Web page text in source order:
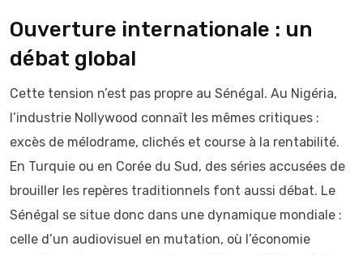
Ouverture internationale : un
débat global
Cette tension n’est pas propre au Sénégal. Au Nigéria,
l’industrie Nollywood connaît les mêmes critiques :
excès de mélodrame, clichés et course à la rentabilité.
En Turquie ou en Corée du Sud, des séries accusées de
brouiller les repères traditionnels font aussi débat. Le
Sénégal se situe donc dans une dynamique mondiale :
celle d’un audiovisuel en mutation, où l’économie